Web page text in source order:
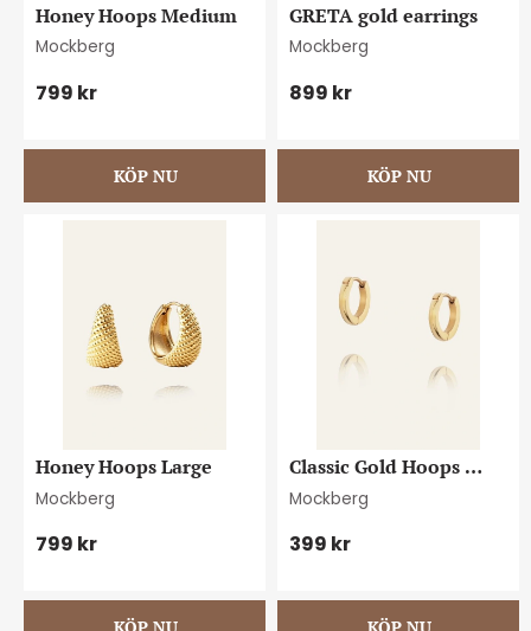
Honey Hoops Medium
Mockberg
799 kr
GRETA gold earrings
Mockberg
899 kr
Honey Hoops Large
Mockberg
799 kr
Classic Gold Hoops
Medium
Mockberg
399 kr